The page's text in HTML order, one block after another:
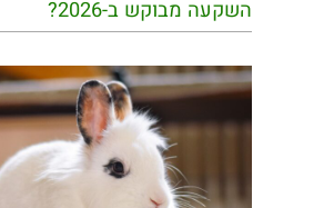
השקעה מבוקש ב-2026?